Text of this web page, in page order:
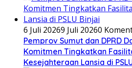
6 Juli 20269 Juli 20260
Pemprov Sumut dan DPRD
Komitmen Tingkatkan
Kesejahteraan Lansia di